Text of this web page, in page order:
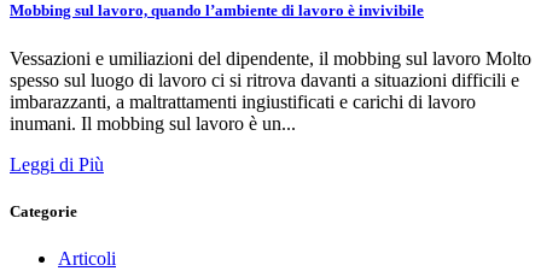
Mobbing sul lavoro, quando l’ambiente di lavoro è invivibile
Vessazioni e umiliazioni del dipendente, il mobbing sul lavoro Molto
spesso sul luogo di lavoro ci si ritrova davanti a situazioni difficili e
imbarazzanti, a maltrattamenti ingiustificati e carichi di lavoro
inumani. Il mobbing sul lavoro è un...
Leggi di Più
Categorie
Articoli